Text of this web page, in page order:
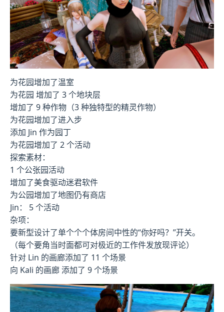
为花园增加了温室
为花园 增加了 3 个地块层
增加了 9 种作物（3 种独特型的精灵作物）
为花园增加了进入步
添加 Jin 作为园丁
为花园增加了 2 个活动
探索素材：
1 个公张园活动
增加了美食驱动迷君软件
为公园增加了地图仍有商店
Jin： 5 个活动
杂项：
要新型设计了单个个个体房间中性的“你好吗？”开关。
（每个要角当时面都可对极近的工作件发放现评论）
针对 Lin 的画廊添加了 11 个场景
向 Kali 的画廊 添加了 9 个场景